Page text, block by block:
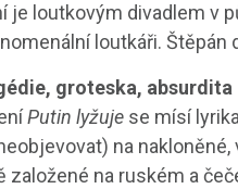
je loutkovým divadlem v
loutkáři.
groteska, absurdita
Putin lyžuje se mísí
na
založené na ruském a